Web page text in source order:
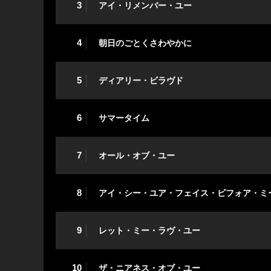
3 アイ・リメンバー・ユー
4 朝日のごとくさわやかに
5 ディアリー・ビラヴド
6 サマータイム
7 オール・オブ・ユー
8 アイ・シー・ユア・フェイス・ビフォア・ミ
9 レット・ミー・ラヴ・ユー
10 ザ・ニアネス・オブ・ユー